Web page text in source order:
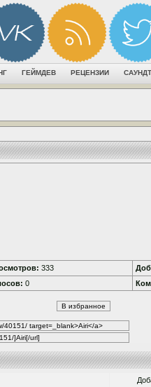
ГЕЙМДЕВ РЕЦЕНЗИИ
333
0